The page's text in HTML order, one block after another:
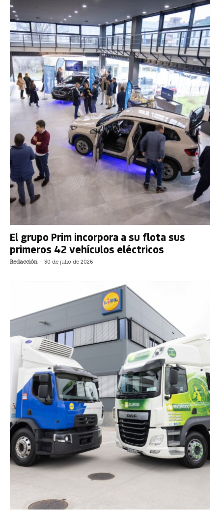
El grupo Prim incorpora a su flota sus
primeros 42 vehículos eléctricos
Redacción - 30 de julio de 2026